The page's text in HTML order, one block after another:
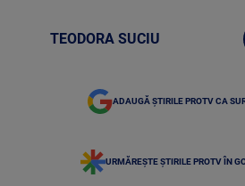
TEODORA SUCIU
ADAUGĂ ȘTIRILE PROTV CA
URMĂREȘTE ȘTIRILE PROTV ÎN